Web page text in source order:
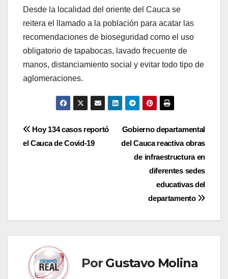
Desde la localidad del oriente del Cauca se
reitera el llamado a la población para acatar las
recomendaciones de bioseguridad como el uso
obligatorio de tapabocas, lavado frecuente de
manos, distanciamiento social y evitar todo tipo de
aglomeraciones.
Navegación
Gobierno departamental
del Cauca reactiva obras
de infraestructura en
diferentes sedes
educativas del
departamento
Hoy 134 casos reportó
el Cauca de Covid-19
Por Gustavo Molina